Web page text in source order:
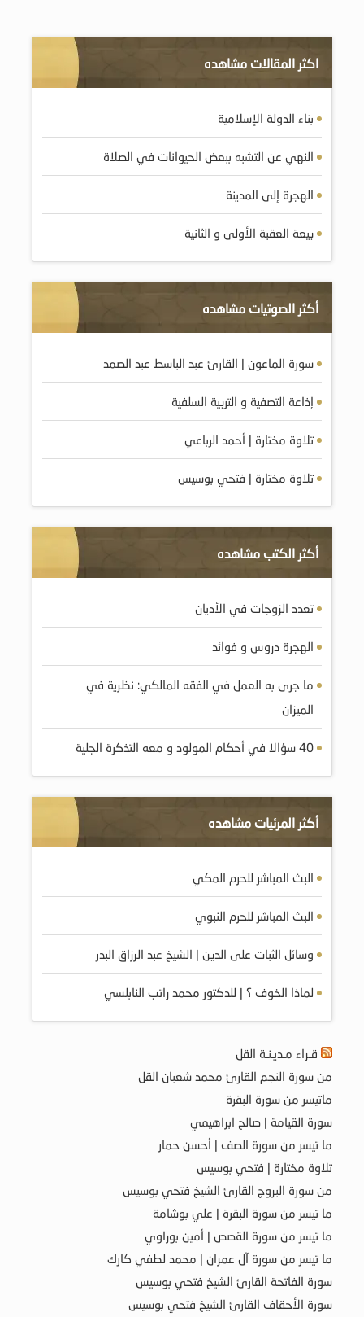
اكثر المقالات مشاهده
بناء الدولة الإسلامية
النهي عن التشبه ببعض الحيوانات في الصلاة
الهجرة إلى المدينة
بيعة العقبة الأولى و الثانية
أكثر الصوتيات مشاهده
سورة الماعون | القارئ عبد الباسط عبد الصمد
إذاعة التصفية و التربية السلفية
تلاوة مختارة | أحمد الرباعي
تلاوة مختارة | فتحي بوسيس
أكثر الكتب مشاهده
تعدد الزوجات في الأديان
الهجرة دروس و فوائد
ما جرى به العمل في الفقه المالكي: نظرية في
الميزان
40 سؤالا في أحكام المولود و معه التذكرة الجلية
أكثر المرئيات مشاهده
البث المباشر للحرم المكي
البث المباشر للحرم النبوي
وسائل الثبات على الدين | الشيخ عبد الرزاق البدر
لماذا الخوف ؟ | للدكتور محمد راتب النابلسي
قـراء مـديـنـة القل
من سورة النجم القارئ محمد شعبان القل
ماتيسر من سورة البقرة
سورة القيامة | صالح ابراهيمي
ما تيسر من سورة الصف | أحسن حمار
تلاوة مختارة | فتحي بوسيس
من سورة البروج القارئ الشيخ فتحي بوسيس
ما تيسر من سورة البقرة | علي بوشامة
ما تيسر من سورة القصص | أمين بوراوي
ما تيسر من سورة آل عمران | محمد لطفي كارك
سورة الفاتحة القارئ الشيخ فتحي بوسيس
سورة الأحقاف القارئ الشيخ فتحي بوسيس